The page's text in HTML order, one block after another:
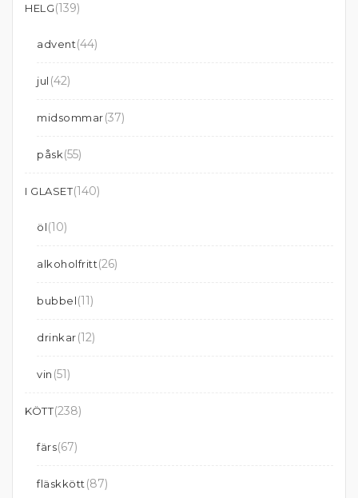
HELG(139)
advent(44)
jul (42)
midsommar(37)
påsk(55)
I GLASET(140)
öl(10)
alkoholfritt(26)
bubbel(11)
drinkar(12)
vin (51)
KÖTT(238)
färs(67)
fläskkött (87)